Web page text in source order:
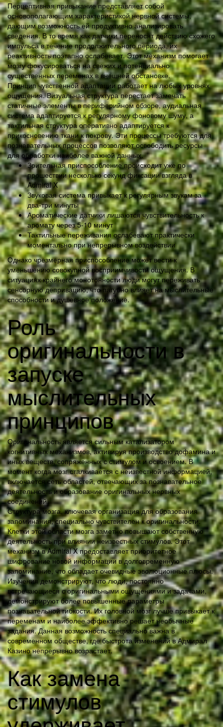
Перцептивная привыкание представляет собой
основополагающим характеристикой нервной системы,
дающим возможность ей продуктивно анализировать
сведения. В то время как датчики переносят действию схожего
импульса в течение продолжительного периода, их
реактивность поэтапно ослабевает. Этот механизм помогает
мозгу фокусироваться на свежих и потенциально
существенных переменах в внешней обстановке.
Принцип чувственной адаптации работает на любых уровнях
ощущения. Визуальная структура перестает замечать
статичные элементы в периферийном обзоре, аудиальная
система адаптируется к регулярному фоновому шуму, а
тактильная структура оперативно адаптируется к
прикосновению ткани к покрову. Эти процессы требуются для
познавательных процессов позволяют освободить ресурсы
для обработки наиболее важной данных.
Зрительная приспособление происходит уже по
прошествии несколько секунд фиксации взгляда в
Admiral X
Звуковая система привыкает к регулярным звукам за
два-три минуты
Ароматические датчики лишаются чувствительность к
аромату через 5-10 минут
Тактильные переживания ослабевают практически
моментально при непрерывном воздействии
Однако чрезмерная приспособление может вести к
уменьшению совокупной восприимчивости ощущения. В
ситуациях крайнего монотонности люди могут переживать
сенсорную депривацию, что пагубно влияет на мыслительные
способности и душевное положение.
Роль
оригинальности в
запуске
мыслительных
принципов
Оригинальность является сильным катализатором
когнитивных механизмов, активируя производство дофамина и
иных веществ, сопряженных с стимулом и освоением. В
момент когда мозг сталкивается с неизвестной информацией,
включается сеть областей, отвечающих за познавательное
деятельность и образование оригинальных нервных
соединений.
Структура мозга, ключевая организация для образования
запоминания, специально чувствителен к оригинальности.
Клетки этой области мозга заметно повышают собственную
деятельность при влиянии неизвестных стимулов. Этот
механизм в Admiral X предоставляет приоритетное
шифрование новой информации в долговременную
запоминание, что обладает очевидные эволюционные плюсы.
Изучения демонстрируют, что люди, постоянно
встречающиеся с оригинальными ощущениями и задачами,
демонстрируют более повышенные параметры
познавательной гибкости. Их головной мозг лучше привыкает к
переменам и наиболее эффективно решает необычные
задания. Данная возможность специально важна в
современном обществе, где быстрота изменений в Адмирал
Казино непрерывно возрастает.
Как замена
стимулов